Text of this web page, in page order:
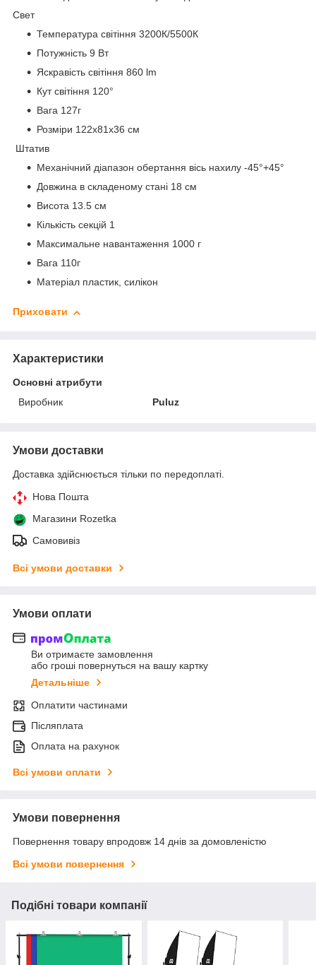
Свет
Температура світіння 3200К/5500К
Потужність 9 Вт
Яскравість світіння 860 lm
Кут світіння 120°
Вага 127г
Розміри 122х81х36 см
Штатив
Механічний діапазон обертання вісь нахилу -45°+45°
Довжина в складеному стані 18 см
Висота 13.5 см
Кількість секцій 1
Максимальне навантаження 1000 г
Вага 110г
Матеріал пластик, силікон
Приховати
Характеристики
Основні атрибути
Виробник
Puluz
Умови доставки
Доставка здійснюється тільки по передоплаті.
Нова Пошта
Магазини Rozetka
Самовивіз
Всі умови доставки
Умови оплати
Ви отримаєте замовлення
або гроші повернуться на вашу картку
Детальніше
Оплатити частинами
Післяплата
Оплата на рахунок
Всі умови оплати
Умови повернення
Повернення товару впродовж 14 днів за домовленістю
Всі умови повернення
Подібні товари компанії